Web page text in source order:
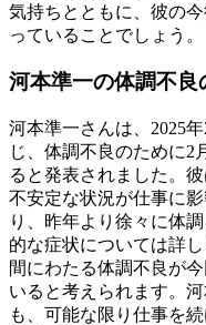
気持ちとともに、彼の
っていることでしょう。
河本準一の体調不良
河本準一さんは、2025
じ、体調不良のために2
ると発表されました。
不安定な状況が仕事に
り、昨年より徐々に体
的な症状については詳
間にわたる体調不良が
いると考えられます。
も、可能な限り仕事を